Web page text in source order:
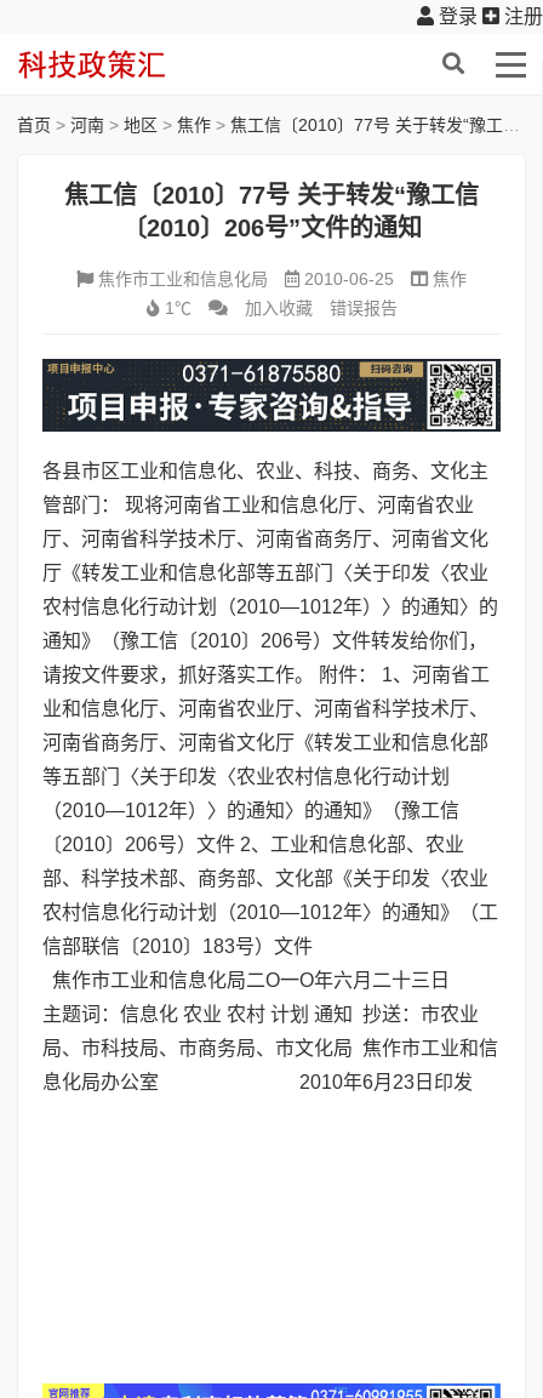
登录 注册
首页 > 河南 > 地区 > 焦作 > 焦工信〔2010〕77号 关于转发“豫工信〔2010〕206号”文件的通知
焦工信〔2010〕77号 关于转发“豫工信
〔2010〕206号”文件的通知
焦作市工业和信息化局 2010-06-25
焦作
1℃
加入收藏 错误报告
各县市区工业和信息化、农业、科技、商务、文化主
管部门： 现将河南省工业和信息化厅、河南省农业
厅、河南省科学技术厅、河南省商务厅、河南省文化
厅《转发工业和信息化部等五部门〈关于印发〈农业
农村信息化行动计划（2010—1012年）〉的通知〉的
通知》（豫工信〔2010〕206号）文件转发给你们，
请按文件要求，抓好落实工作。 附件： 1、河南省工
业和信息化厅、河南省农业厅、河南省科学技术厅、
河南省商务厅、河南省文化厅《转发工业和信息化部
等五部门〈关于印发〈农业农村信息化行动计划
（2010—1012年）〉的通知〉的通知》（豫工信
〔2010〕206号）文件 2、工业和信息化部、农业
部、科学技术部、商务部、文化部《关于印发〈农业
农村信息化行动计划（2010—1012年〉的通知》（工
信部联信〔2010〕183号）文件
焦作市工业和信息化局二O一O年六月二十三日
主题词：信息化 农业 农村 计划 通知 抄送：市农业
局、市科技局、市商务局、市文化局 焦作市工业和信
息化局办公室 2010年6月23日印发